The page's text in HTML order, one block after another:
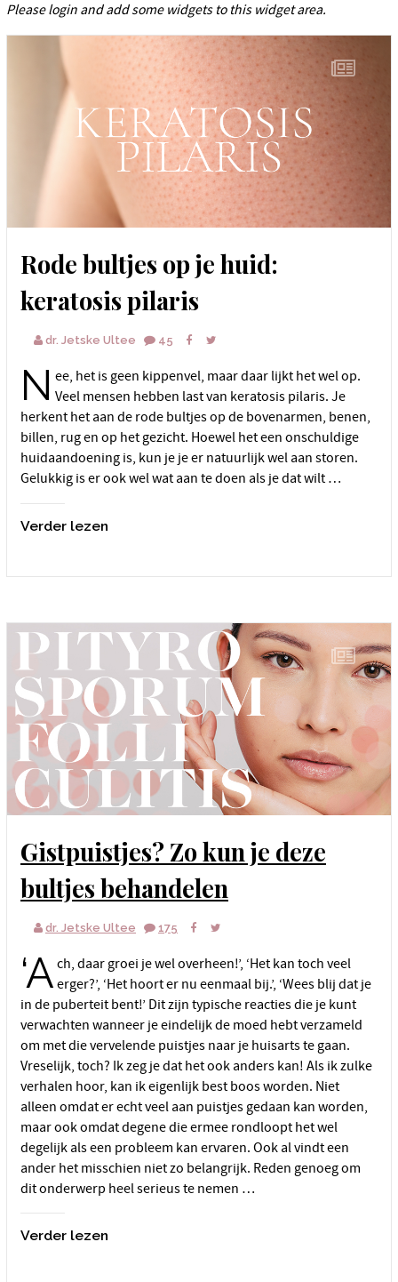
Please login and add some widgets to this widget area.
Rode bultjes op je huid:
keratosis pilaris
dr. Jetske Ultee 45
N ee, het is geen kippenvel, maar daar lijkt het wel op.
Veel mensen hebben last van keratosis pilaris. Je
herkent het aan de rode bultjes op de bovenarmen, benen,
billen, rug en op het gezicht. Hoewel het een onschuldige
huidaandoening is, kun je je er natuurlijk wel aan storen.
Gelukkig is er ook wel wat aan te doen als je dat wilt …
Verder lezen
Gistpuistjes? Zo kun je deze
bultjes behandelen
dr. Jetske Ultee 175
‘A ch, daar groei je wel overheen!’, ‘Het kan toch veel
erger?’, ‘Het hoort er nu eenmaal bij.’, ‘Wees blij dat je
in de puberteit bent!’ Dit zijn typische reacties die je kunt
verwachten wanneer je eindelijk de moed hebt verzameld
om met die vervelende puistjes naar je huisarts te gaan.
Vreselijk, toch? Ik zeg je dat het ook anders kan! Als ik zulke
verhalen hoor, kan ik eigenlijk best boos worden. Niet
alleen omdat er echt veel aan puistjes gedaan kan worden,
maar ook omdat degene die ermee rondloopt het wel
degelijk als een probleem kan ervaren. Ook al vindt een
ander het misschien niet zo belangrijk. Reden genoeg om
dit onderwerp heel serieus te nemen …
Verder lezen